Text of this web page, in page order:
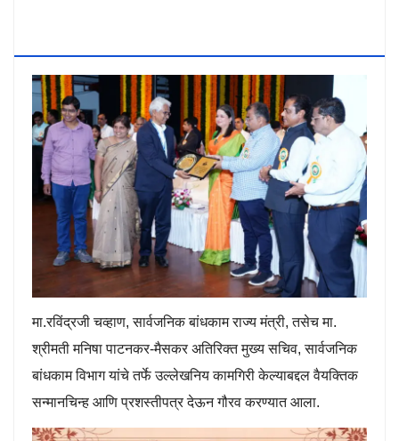
मा.रविंद्रजी चव्हाण, सार्वजनिक बांधकाम राज्य मंत्री, तसेच मा.
श्रीमती मनिषा पाटनकर-मैसकर अतिरिक्त मुख्य सचिव, सार्वजनिक
बांधकाम विभाग यांचे तर्फे उल्लेखनिय कामगिरी केल्याबद्दल वैयक्तिक
सन्मानचिन्ह आणि प्रशस्तीपत्र देऊन गौरव करण्यात आला.